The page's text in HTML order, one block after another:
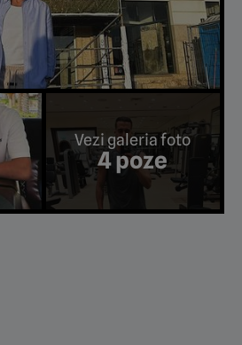
Vezi galeria foto
4 poze